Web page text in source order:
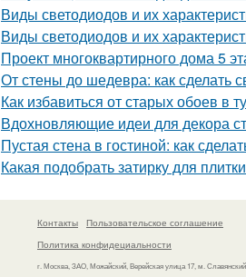
Виды светодиодов и их
Виды светодиодов и их
Проект многоквартирного дома 5
От стены до шедевра: как сделать
Как избавиться от старых обоев в
Вдохновляющие идеи для декора
Пустая стена в гостиной: как
Какая подобрать затирку для
Контакты
Пользовательское соглашение
Политика конфидециальности
г. Москва, ЗАО, Можайский, Верейская улица 17, м.